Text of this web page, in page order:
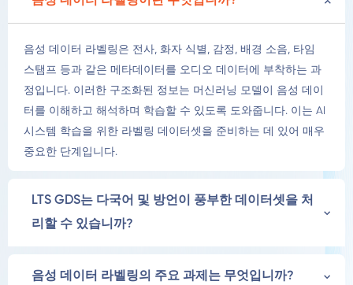
음성 데이터 라벨링은 전사, 화자 식별, 감정, 배경 소음, 타임
스탬프 등과 같은 메타데이터를 오디오 데이터에 부착하는 과
정입니다. 이러한 구조화된 정보는 머신러닝 모델이 음성 데이
터를 이해하고 해석하며 학습할 수 있도록 도와줍니다. 이는 AI
시스템 학습을 위한 라벨링 데이터셋을 준비하는 데 있어 매우
중요한 단계입니다.
LTS GDS는 다국어 및 방언이 풍부한 데이터셋을 처
리할 수 있습니까?
음성 데이터 라벨링의 주요 과제는 무엇입니까?